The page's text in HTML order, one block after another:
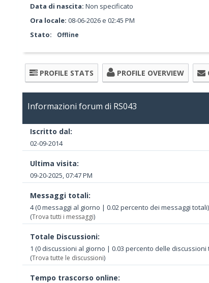
Data di nascita: Non specificato
Ora locale: 08-06-2026 e 02:45 PM
Stato:
Offline
PROFILE STATS PROFILE OVERVIEW
Informazioni forum di RS043
Iscritto dal:
02-09-2014
Ultima visita:
09-20-2025, 07:47 PM
Messaggi totali:
4 (0 messaggi al giorno | 0.02 percento dei messaggi totali)
(Trova tutti i messaggi)
Totale Discussioni:
1 (0 discussioni al giorno | 0.03 percento delle discussioni
(Trova tutte le discussioni)
Tempo trascorso online: